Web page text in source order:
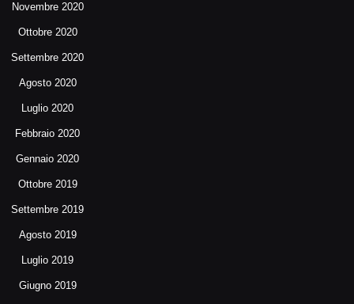
Novembre 2020
Ottobre 2020
Settembre 2020
Agosto 2020
Luglio 2020
Febbraio 2020
Gennaio 2020
Ottobre 2019
Settembre 2019
Agosto 2019
Luglio 2019
Giugno 2019